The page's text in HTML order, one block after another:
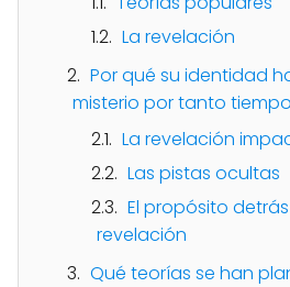
La revelación
Por qué su identidad
misterio por tanto tiempo
La revelación
Las pistas ocultas
El propósito
revelación
Qué teorías se han